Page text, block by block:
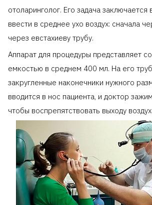
отоларинголог. Его задача заключается
ввести в среднее ухо воздух: сначала
через евстахиеву трубу.
Аппарат для процедуры представляет
емкостью в среднем 400 мл. На его
закругленные наконечники нужного
вводится в нос пациента, и доктор
чтобы воспрепятствовать выходу